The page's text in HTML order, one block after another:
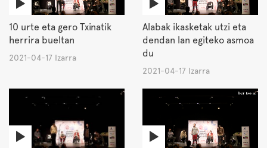
10 urte eta gero Txinatik
herrira bueltan
2021-04-17 Izarra
Alabak ikasketak utzi eta
dendan lan egiteko asmoa
du
2021-04-17 Izarra